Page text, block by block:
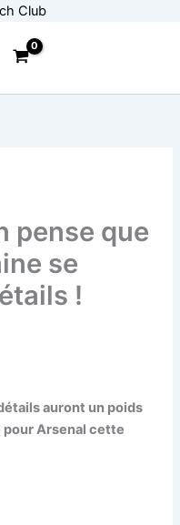
pense que
se
!
auront un poids
pour Arsenal cette